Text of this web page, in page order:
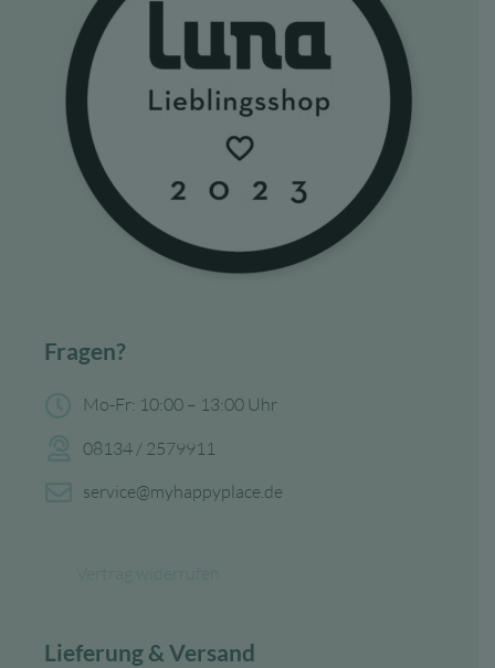
Fragen?
Mo-Fr: 10:00 – 13:00 Uhr
08134 / 2579911
service@myhappyplace.de
Lieferung & Versand